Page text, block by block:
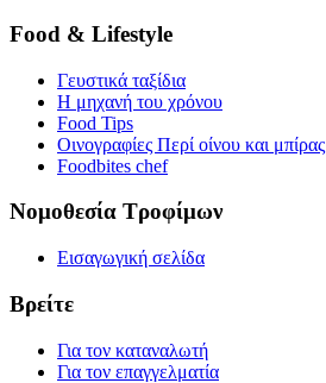
Food & Lifestyle
Γευστικά ταξίδια
Η μηχανή του χρόνου
Food Tips
Οινογραφίες Περί οίνου και μπίρας
Foodbites chef
Νομοθεσία Τροφίμων
Εισαγωγική σελίδα
Βρείτε
Για τον καταναλωτή
Για τον επαγγελματία